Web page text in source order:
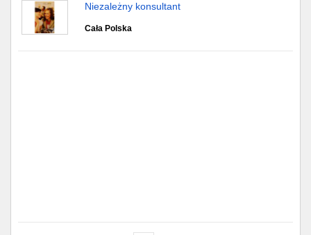
Niezależny konsultant
Cała Polska